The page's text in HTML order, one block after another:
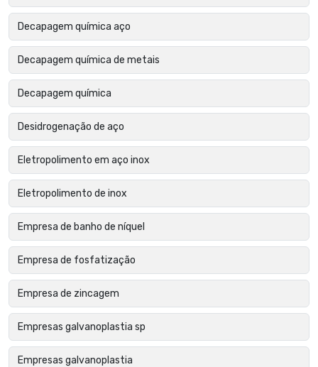
Decapagem química aço
Decapagem química de metais
Decapagem química
Desidrogenação de aço
Eletropolimento em aço inox
Eletropolimento de inox
Empresa de banho de níquel
Empresa de fosfatização
Empresa de zincagem
Empresas galvanoplastia sp
Empresas galvanoplastia